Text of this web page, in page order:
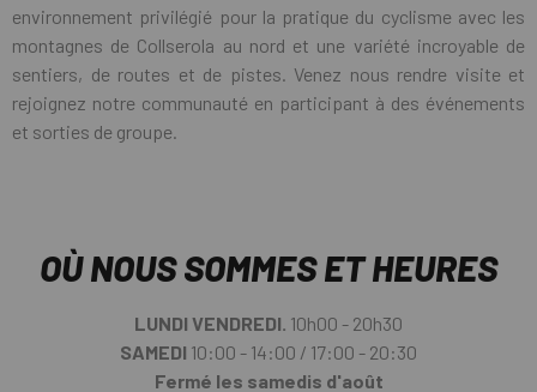
environnement privilégié pour la pratique du cyclisme avec les
montagnes de Collserola au nord et une variété incroyable de
sentiers, de routes et de pistes. Venez nous rendre visite et
rejoignez notre communauté en participant à des événements
et sorties de groupe.
OÙ NOUS SOMMES ET HEURES
LUNDI VENDREDI. 10h00 - 20h30
SAMEDI 10:00 - 14:00 / 17:00 - 20:30
Fermé les samedis d'août